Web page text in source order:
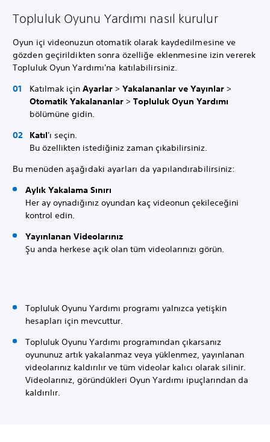
Topluluk Oyunu Yardımı nasıl kurulur
Oyun içi videonuzun otomatik olarak kaydedilmesine ve
gözden geçirildikten sonra özelliğe eklenmesine izin vererek
Topluluk Oyun Yardımı'na katılabilirsiniz.
Katılmak için Ayarlar > Yakalananlar ve Yayınlar >
Otomatik Yakalananlar > Topluluk Oyun Yardımı
bölümüne gidin.
Katıl'ı seçin.
Bu özellikten istediğiniz zaman çıkabilirsiniz.
Bu menüden aşağıdaki ayarları da yapılandırabilirsiniz:
Aylık Yakalama Sınırı
Her ay oynadığınız oyundan kaç videonun çekileceğini
kontrol edin.
Yayınlanan Videolarınız
Şu anda herkese açık olan tüm videolarınızı görün.
Topluluk Oyunu Yardımı programı yalnızca yetişkin
hesapları için mevcuttur.
Topluluk Oyunu Yardımı programından çıkarsanız
oyununuz artık yakalanmaz veya yüklenmez, yayınlanan
videolarınız kaldırılır ve tüm videolar kalıcı olarak silinir.
Videolarınız, göründükleri Oyun Yardımı ipuçlarından da
kaldırılır.